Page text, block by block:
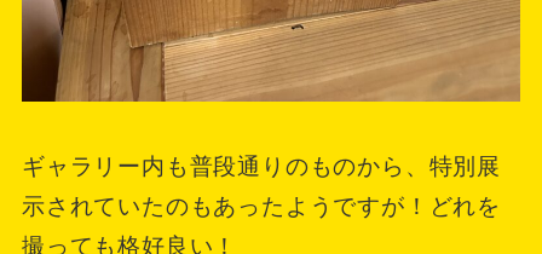
ギャラリー内も普段通りのものから、特別展
示されていたのもあったようですが！どれを
撮っても格好良い！